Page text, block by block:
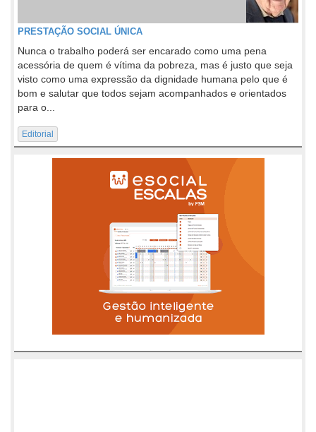
PRESTAÇÃO SOCIAL ÚNICA
Nunca o trabalho poderá ser encarado como uma pena
acessória de quem é vítima da pobreza, mas é justo que seja
visto como uma expressão da dignidade humana pelo que é
bom e salutar que todos sejam acompanhados e orientados
para o...
Editorial